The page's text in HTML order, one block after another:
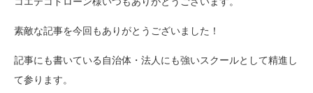
素敵な記事を今回もありがとうございました！
記事にも書いている自治体・法人にも強いスクールとして精進し
て参ります。